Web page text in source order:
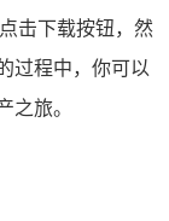
击下载按钮，然
过程中，你可以
之旅。